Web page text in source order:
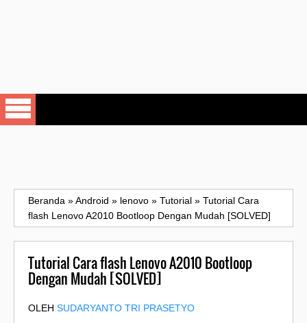
Beranda »Android » lenovo » Tutorial » Tutorial Cara
flash Lenovo A2010 Bootloop Dengan Mudah [SOLVED]
Tutorial Cara flash Lenovo A2010 Bootloop
Dengan Mudah [SOLVED]
OLEH SUDARYANTO TRI PRASETYO